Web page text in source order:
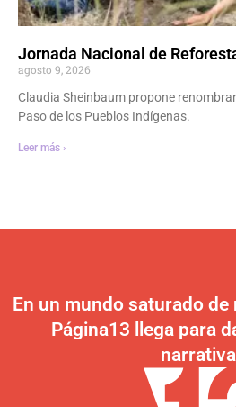
Jornada Nacional de
agosto 9, 2026
Claudia Sheinbaum propone
Paso de los Pueblos Indígenas.
Leer más ›
En un mundo saturado
Página13 llega para